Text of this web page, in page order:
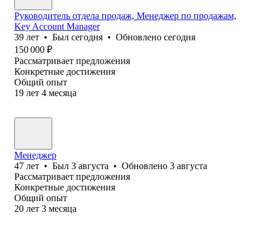
Руководитель отдела продаж, Менеджер по продажам,
Key Account Manager
39 лет • Был сегодня • Обновлено сегодня
150 000 ₽
Рассматривает предложения
Конкретные достижения
Общий опыт
19 лет 4 месяца
Менеджер
47 лет • Был 3 августа • Обновлено 3 августа
Рассматривает предложения
Конкретные достижения
Общий опыт
20 лет 3 месяца